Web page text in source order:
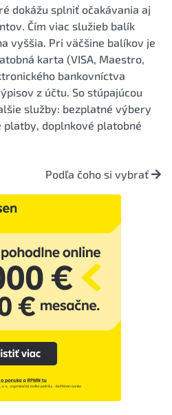
dokážu splniť očakávania aj
Čím viac služieb balík
vyššia. Pri väčšine balíkov je
karta (VISA, Maestro,
bankovníctva
z účtu. So stúpajúcou
služby: bezplatné výbery
doplnkové platobné
Podľa čoho si vybrať